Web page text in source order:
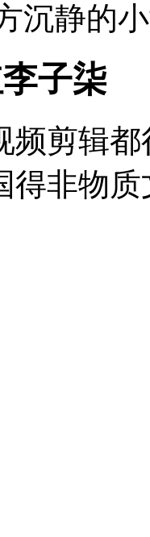
沉静的
子柒
频剪辑
得非物